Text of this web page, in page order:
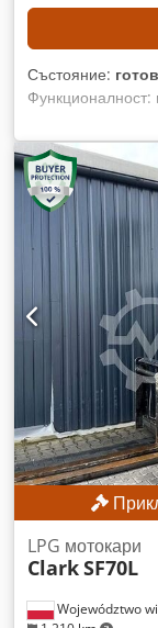
Състояние:
Функционалност:
2013, часове на
височина на
1 614 мм, тип
Без минимална
високата
Свободен ход:
ДЕТАЙЛИ ЗА
Електрическо
батерията: 24 V
8786 ч
референция:
Województwo
LPG мотокари
ClarkSF70L